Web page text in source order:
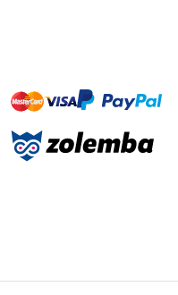
mastervisa paypal